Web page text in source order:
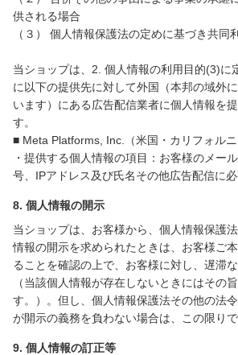
供される場合
（３） 個人情報保護法の定めに基づき共同
当ショップは、2. 個人情報の利用目的(3)に
に以下の提供先に対して外国（本邦の域外
います）にある広告配信業者に個人情報を
す。
■ Meta Platforms, Inc.（米国・カリフォルニ
・提供する個人情報の項目：お客様のメー
号、IPアドレス及び氏名その他広告配信に
8. 個人情報の開示
当ショップは、お客様から、個人情報保護
情報の開示を求められたときは、お客様ご
ることを確認の上で、お客様に対し、遅滞
（当該個人情報が存在しないときにはその
す。）。但し、個人情報保護法その他の法
が開示の義務を負わない場合は、この限りで
9. 個人情報の訂正等